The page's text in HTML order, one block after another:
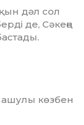
дәл сол
де, Сәкеңе
ашулы көзбен